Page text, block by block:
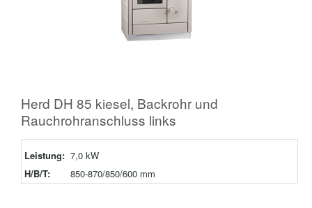
Herd DH 85 kiesel, Backrohr und
Rauchrohranschluss links
Leistung: 7,0 kW
H/B/T:
850-870/850/600 mm